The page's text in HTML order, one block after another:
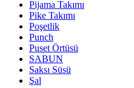
Pijama Takımı
Pike Takımı
Poşetlik
Punch
Puset Örtüsü
SABUN
Saksı Süsü
Şal